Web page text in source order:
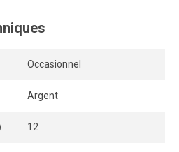
pour les applications
et performance.
Occasionnel
Argent
12